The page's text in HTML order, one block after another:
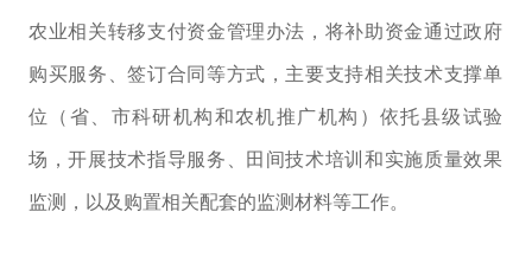
农业相关转移支付资金管理办法， 将补助资金通过政府
购买服务、签订合同等方式，主要支持相关技术支撑单
位（省、市科研机构和农机推广机构）依托县级试验
场，开展技术指导服务、田间技术培训和实施质量效果
监测，以及购置相关配套的监测材料等工作。